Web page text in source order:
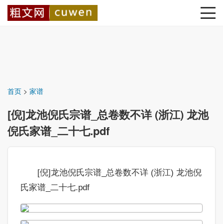
首页 > 家谱
[倪]龙池倪氏宗谱_总卷数不详 (浙江) 龙池
倪氏家谱_二十七.pdf
[倪]龙池倪氏宗谱_总卷数不详 (浙江) 龙池倪
氏家谱_二十七.pdf